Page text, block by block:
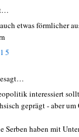
etwas förmlicher
interessiert
geprägt - aber
haben mit